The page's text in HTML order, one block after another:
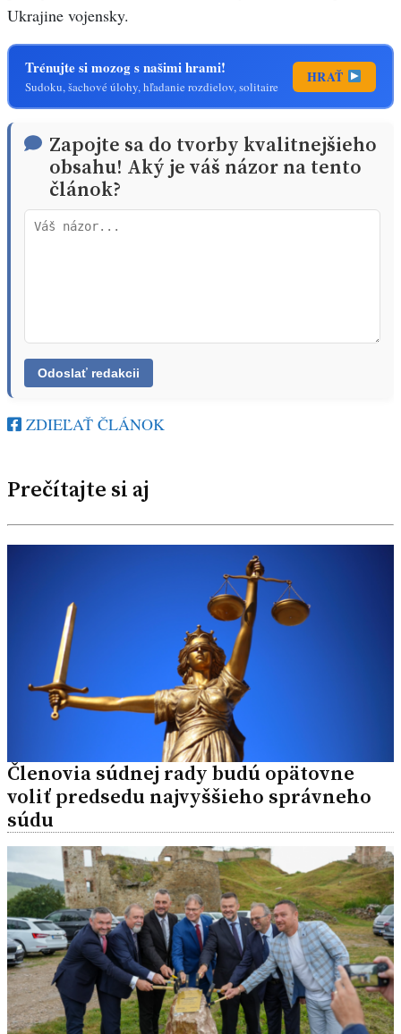
Ukrajine vojensky.
Trénujte si mozog s našimi hrami!
Sudoku, šachové úlohy, hľadanie rozdielov, solitaire
HRAŤ
Zapojte sa do tvorby kvalitnejšieho
obsahu! Aký je váš názor na tento
článok?
ZDIEĽAŤ ČLÁNOK
Prečítajte si aj
Členovia súdnej rady budú opätovne
voliť predsedu najvyššieho správneho
súdu